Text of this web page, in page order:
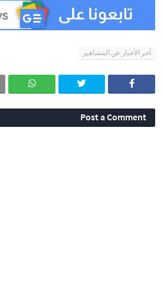
آخر الأخبار عن المشاهير
Post a Comment